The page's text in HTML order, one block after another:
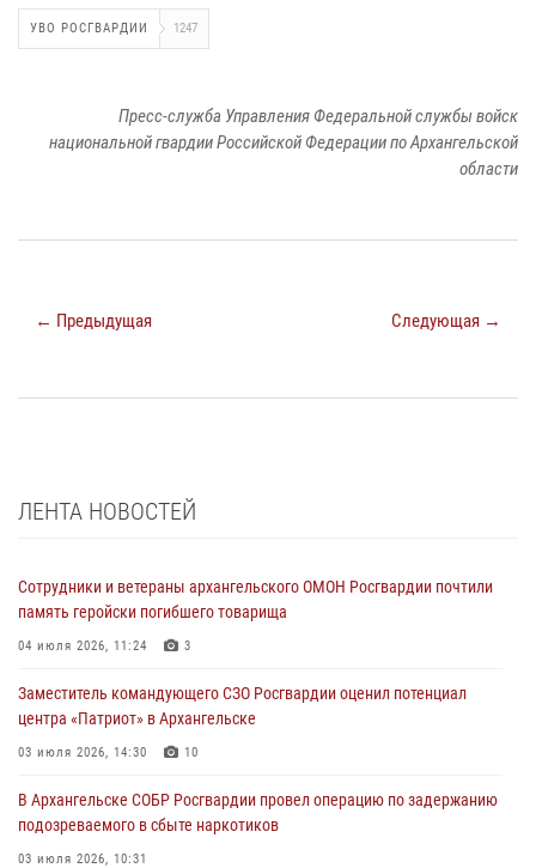
УВО РОСГВАРДИИ 1247
Пресс-служба Управления Федеральной службы войск
национальной гвардии Российской Федерации по Архангельской
области
← Предыдущая Следующая →
ЛЕНТА НОВОСТЕЙ
Сотрудники и ветераны архангельского ОМОН Росгвардии почтили
память геройски погибшего товарища
04 июля 2026, 11:24 3
Заместитель командующего СЗО Росгвардии оценил потенциал
центра «Патриот» в Архангельске
03 июля 2026, 14:30 10
В Архангельске СОБР Росгвардии провел операцию по задержанию
подозреваемого в сбыте наркотиков
03 июля 2026, 10:31